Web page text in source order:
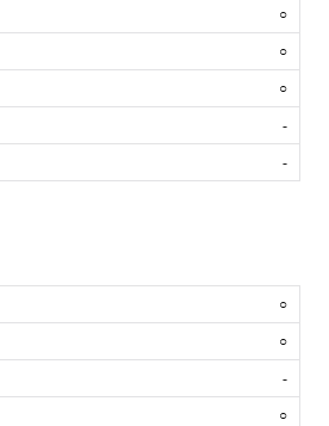
○
○
○
-
-
○
○
-
○